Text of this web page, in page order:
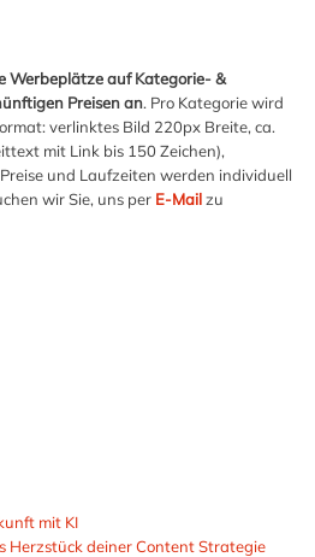
Werbeplätze auf Kategorie- &
Preisen an. Pro Kategorie wird
verlinktes Bild 220px Breite, ca.
mit Link bis 150 Zeichen),
und Laufzeiten werden individuell
wir Sie, uns per E-Mailzu
mit KI
Herzstück deiner Content Strategie